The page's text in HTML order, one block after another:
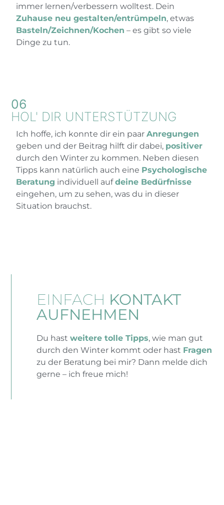
immer lernen/verbessern wolltest. Dein
Zuhause neu gestalten/entrümpeln, etwas
Basteln/Zeichnen/Kochen – es gibt so viele
Dinge zu tun.
06
HOL' DIR UNTER­STÜTZUNG
Ich hoffe, ich konnte dir ein paarAnregungen
geben und der Beitrag hilft dir dabei, positiver
durch den Winter zu kommen. Neben diesen
Tipps kann natürlich auch eine Psychologische
Beratung individuell aufdeine Bedürfnisse
eingehen, um zu sehen, was du in dieser
Situation brauchst.
EINFACH KONTAKT
AUFNEHMEN
Du hastweitere tolle Tipps, wie man gut
durch den Winter kommt oder hast Fragen
zu der Beratung bei mir? Dann melde dich
gerne – ich freue mich!